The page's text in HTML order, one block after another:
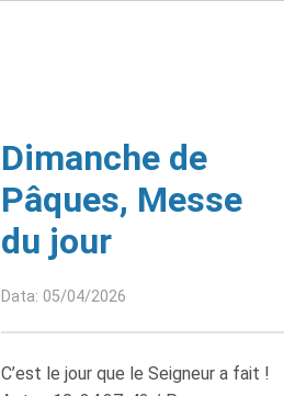
Dimanche de
Pâques, Messe
du jour
Data: 05/04/2026
C’est le jour que le Seigneur a fait !